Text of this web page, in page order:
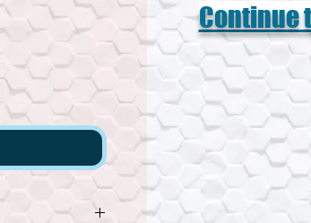
Continue